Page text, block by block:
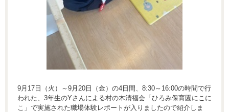
9月17日（火）～9月20日（金）の4日間、8:30～16:00の時間で行
われた、3年生のYさんによる村の木清福会「ひろみ保育園にこに
こ」で実施された職場体験レポートが入りましたので紹介しま